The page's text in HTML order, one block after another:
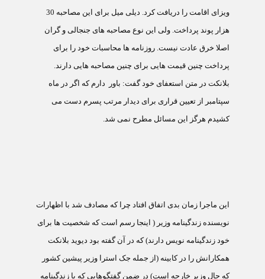
ويزای اقامت را دريافت کرد. ديلی ميل برای اين مصاحبه 30
هزار پوند پرداخت. ولی اين نوع مصاحبه های جنجالی و گران
اصلا خرق عادت نيست. روزنامه ها محاسبات خود را برای
پرداخت چنين قيمت هايی برای چنين مصاحبه هايی دارند.
بلانکت در متن استعفای خود گفت: باور
دارم که اگر در ماه
سپتامبر از تعيين قراری برای ديدار مرتب پسرم دست می
کشيدم هرگز اين مسائل مطرح نمی شد.
اين ماجرا زمان بدی اتفاق افتاد چرا که مصادف شد با اظهارات
نويسنده زندگينامه وزير ( اينجا رسم است که شخصيت ها برای
خود زندگينامه نويس دارند) که در آن گفته بود ديويد بلانکت
همکارانش را در کابينه (از جمله جک استرا وزير پيشين کشور
که حال وزير خارجه است) در ضمن گفتگوهايی که با زندگينامه